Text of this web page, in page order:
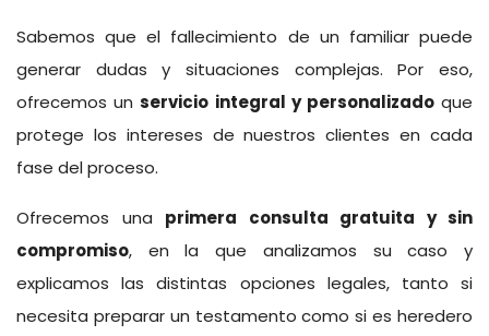
Sabemos que el fallecimiento de un familiar puede
generar dudas y situaciones complejas. Por eso,
ofrecemos unservicio integral y personalizadoque
protege los intereses de nuestros clientes en cada
fase del proceso.
Ofrecemos una primera consulta gratuita y sin
compromiso, en la que analizamos su caso y
explicamos las distintas opciones legales, tanto si
necesita preparar un testamento como si es heredero